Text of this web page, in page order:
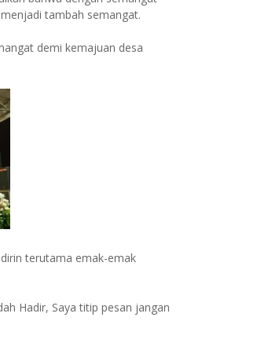
tambah semangat.
demi kemajuan desa
terutama emak-emak
Hadir, Saya titip pesan jangan